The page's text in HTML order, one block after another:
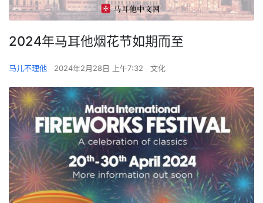
2024年马耳他烟花节如期而至
马儿不理他 2024年2月28日 上午7:32 文化